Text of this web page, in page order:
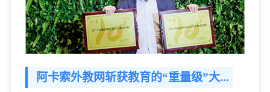
阿卡索外教网斩获教育的“重量级”大...